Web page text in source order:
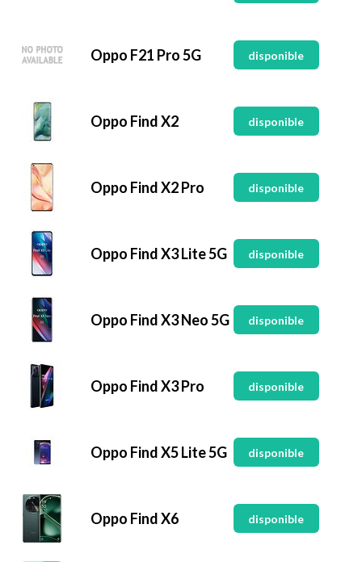
Oppo F21 Pro 5G disponible
Oppo Find X2 disponible
Oppo Find X2 Pro disponible
Oppo Find X3 Lite 5G disponible
Oppo Find X3 Neo 5G disponible
Oppo Find X3 Pro disponible
Oppo Find X5 Lite 5G disponible
Oppo Find X6 disponible